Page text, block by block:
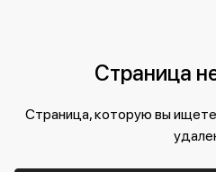
Страница
Страница, которую вы